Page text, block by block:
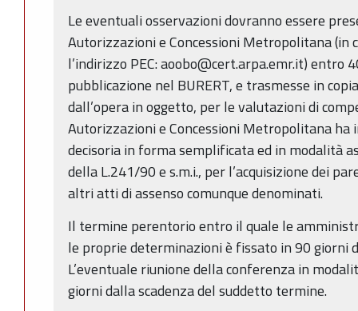
Le eventuali osservazioni dovranno essere
Autorizzazioni e Concessioni Metropolitana (in
l’indirizzo PEC: aoobo@cert.arpa.emr.it) entro
pubblicazione nel BURERT, e trasmesse in
dall’opera in oggetto, per le valutazioni di
Autorizzazioni e Concessioni Metropolitana
decisoria in forma semplificata ed in modalità
della L.241/90 e s.m.i., per l’acquisizione dei
altri atti di assenso comunque denominati.
Il termine perentorio entro il quale le
le proprie determinazioni è fissato in 90 giorni
L’eventuale riunione della conferenza in
giorni dalla scadenza del suddetto termine.